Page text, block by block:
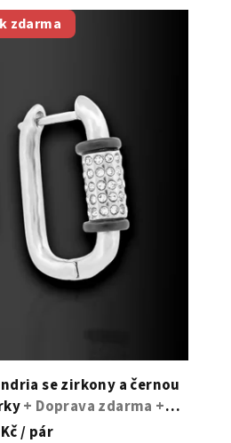
zdarma
se zirkony a černou
+ Doprava zdarma +
zdarma
/ pár